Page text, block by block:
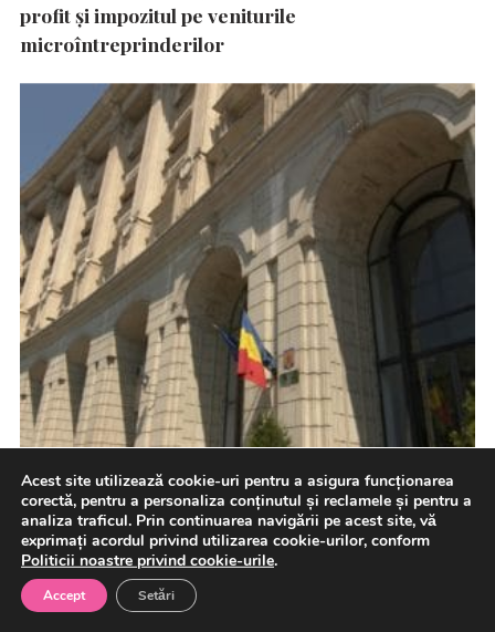
profit și impozitul pe veniturile
microîntreprinderilor
Acest site utilizează cookie-uri pentru a asigura funcționarea
corectă, pentru a personaliza conținutul și reclamele și pentru a
analiza traficul. Prin continuarea navigării pe acest site, vă
exprimați acordul privind utilizarea cookie-urilor, conform
Politicii noastre privind cookie-urile.
Accept Setări